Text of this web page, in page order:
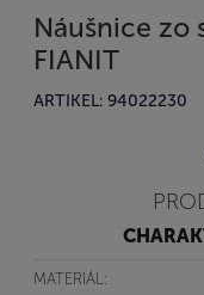
Náušnice zo
FIANIT
ARTIKEL: 94022230
MATERIÁL: